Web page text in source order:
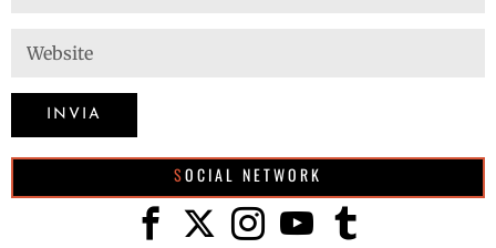
SOCIAL NETWORK